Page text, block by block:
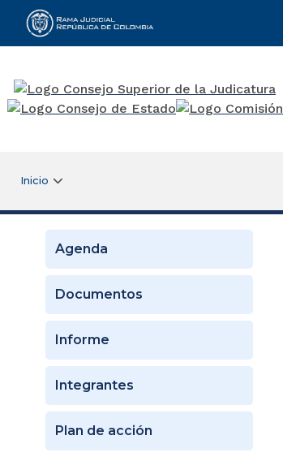
Rama Judicial
Inicio
Agenda
Documentos
Informe
Integrantes
Plan de acción